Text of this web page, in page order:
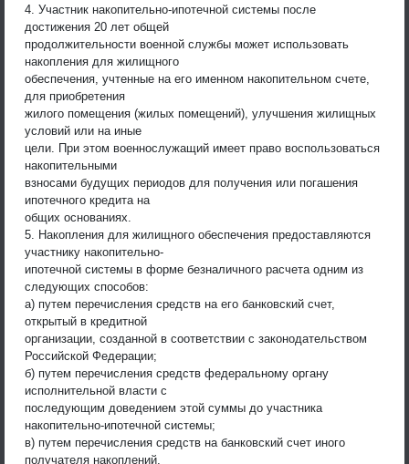
4. Участник накопительно-ипотечной системы после
достижения 20 лет общей
продолжительности военной службы может использовать
накопления для жилищного
обеспечения, учтенные на его именном накопительном счете,
для приобретения
жилого помещения (жилых помещений), улучшения жилищных
условий или на иные
цели. При этом военнослужащий имеет право воспользоваться
накопительными
взносами будущих периодов для получения или погашения
ипотечного кредита на
общих основаниях.
5. Накопления для жилищного обеспечения предоставляются
участнику накопительно-
ипотечной системы в форме безналичного расчета одним из
следующих способов:
а) путем перечисления средств на его банковский счет,
открытый в кредитной
организации, созданной в соответствии с законодательством
Российской Федерации;
б) путем перечисления средств федеральному органу
исполнительной власти с
последующим доведением этой суммы до участника
накопительно-ипотечной системы;
в) путем перечисления средств на банковский счет иного
получателя накоплений,